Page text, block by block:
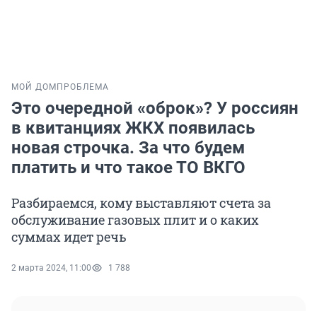
МОЙ ДОМ ПРОБЛЕМА
Это очередной «оброк»? У россиян
в квитанциях ЖКХ появилась
новая строчка. За что будем
платить и что такое ТО ВКГО
Разбираемся, кому выставляют счета за
обслуживание газовых плит и о каких
суммах идет речь
2 марта 2024, 11:00 1 788